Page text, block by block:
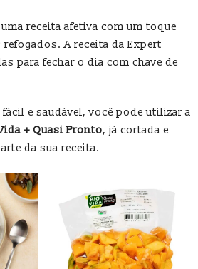
receita afetiva com um toque
A receita da Expert
para fechar o dia com chave de
e saudável, você pode utilizar a
+ Quasi Pronto, já cortada e
da sua receita.